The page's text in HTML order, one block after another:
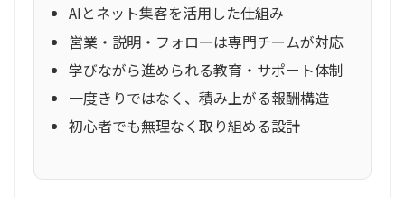
AIとネット集客を活用した仕組み
営業・説明・フォローは専門チームが対応
学びながら進められる教育・サポート体制
一度きりではなく、積み上がる報酬構造
初心者でも無理なく取り組める設計